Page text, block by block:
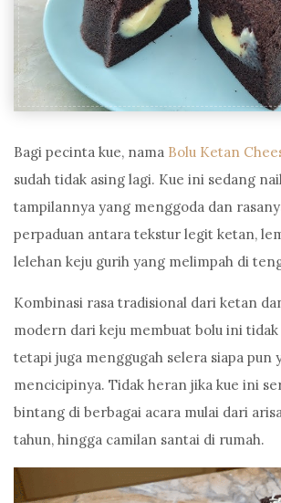
Bagi pecinta kue, nama Bolu Ketan
sudah tidak asing lagi. Kue ini sedang
tampilannya yang menggoda dan
perpaduan antara tekstur legit ketan,
lelehan keju gurih yang melimpah di
Kombinasi rasa tradisional dari ketan
modern dari keju membuat bolu ini tidak
tetapi juga menggugah selera siapa pun
mencicipinya. Tidak heran jika kue ini
bintang di berbagai acara mulai dari
tahun, hingga camilan santai di rumah.